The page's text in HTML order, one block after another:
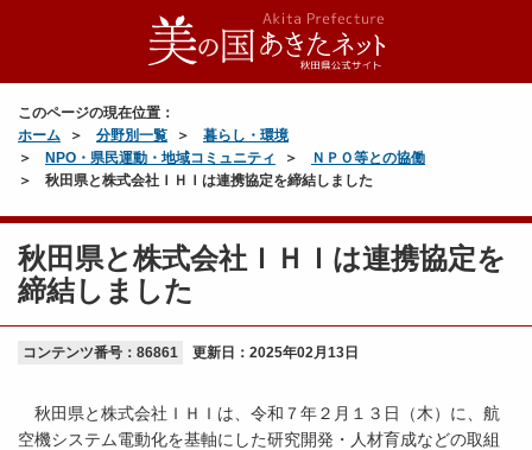
このページの現在位置：
ホーム
分野別一覧
暮らし・環境
NPO・県民運動・地域コミュニティ
ＮＰＯ等との協働
秋田県と株式会社ＩＨＩは連携協定を締結しました
秋田県と株式会社ＩＨＩは連携協定を
締結しました
コンテンツ番号：86861 更新日： 2025年02月13日
秋田県と株式会社ＩＨＩは、令和７年２月１３日（木）に、航
空機システム電動化を基軸にした研究開発・人材育成などの取組